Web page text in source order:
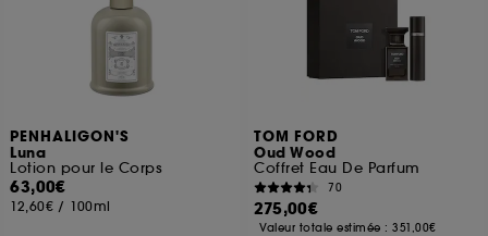
PENHALIGON'S
Luna
Lotion pour le Corps
63,00€
12,60€ / 100ml
TOM FORD
Oud Wood
Coffret Eau De Parfum
70
275,00€
Valeur totale estimée :351,00€